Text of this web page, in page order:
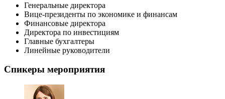
Генеральные директора
Вице-президенты по экономике и финансам
Финансовые директора
Директора по инвестициям
Главные бухгалтеры
Линейные руководители
Спикеры мероприятия